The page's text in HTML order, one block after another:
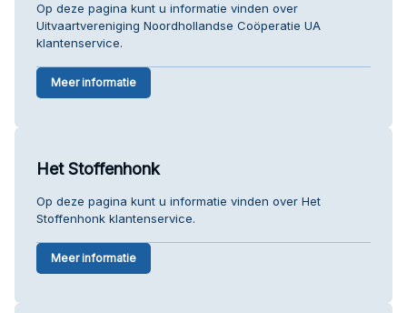
Op deze pagina kunt u informatie vinden over
Uitvaartvereniging Noordhollandse Coöperatie UA
klantenservice.
Meer informatie
Het Stoffenhonk
Op deze pagina kunt u informatie vinden over Het
Stoffenhonk klantenservice.
Meer informatie